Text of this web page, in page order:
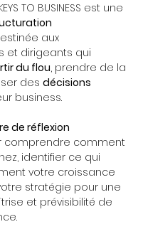
TO BUSINESS est une
aux
et dirigeants qui
du flou, prendre de la
des décisions
business.
de réflexion
comprendre comment
identifier ce qui
votre croissance
stratégie pour une
et prévisibilité de